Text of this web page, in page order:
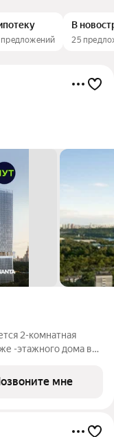
В
25
2-комнатная
-этажного дома в
Сити, Воробьевы
мне